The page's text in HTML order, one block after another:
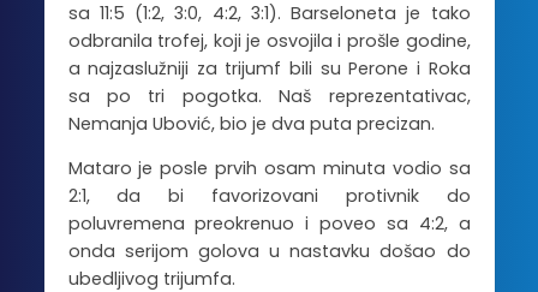
sa 11:5 (1:2, 3:0, 4:2, 3:1). Barseloneta je tako
odbranila trofej, koji je osvojila i prošle godine,
a najzaslužniji za trijumf bili su Perone i Roka
sa po tri pogotka. Naš reprezentativac,
Nemanja Ubović, bio je dva puta precizan.
Mataro je posle prvih osam minuta vodio sa
2:1, da bi favorizovani protivnik do
poluvremena preokrenuo i poveo sa 4:2, a
onda serijom golova u nastavku došao do
ubedljivog trijumfa.